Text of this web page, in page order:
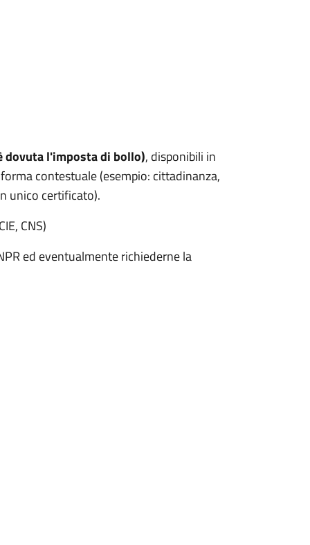
l'imposta di bollo), disponibili in
contestuale (esempio: cittadinanza,
unico certificato).
CNS)
ed eventualmente richiederne la